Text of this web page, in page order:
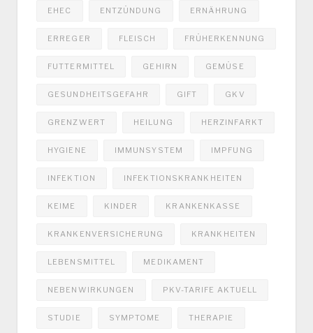
EHEC ENTZÜNDUNG ERNÄHRUNG
ERREGER FLEISCH FRÜHERKENNUNG
FUTTERMITTEL GEHIRN GEMÜSE
GESUNDHEITSGEFAHR GIFT GKV
GRENZWERT HEILUNG HERZINFARKT
HYGIENE IMMUNSYSTEM IMPFUNG
INFEKTION INFEKTIONSKRANKHEITEN
KEIME KINDER KRANKENKASSE
KRANKENVERSICHERUNG KRANKHEITEN
LEBENSMITTEL MEDIKAMENT
NEBENWIRKUNGEN PKV-TARIFE AKTUELL
STUDIE SYMPTOME THERAPIE